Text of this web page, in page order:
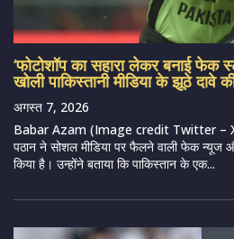
‘फोटोशॉप का सहारा लेकर बनाई फेक
खोली पाकिस्तानी मीडिया के झूठे दावे
अगस्त 7, 2026
Babar Azam (Image credit Twitter – X)
पठान ने सोशल मीडिया पर फैलने वाली फेक न्यूज
किया है। उन्होंने बताया कि पाकिस्तान के एक...